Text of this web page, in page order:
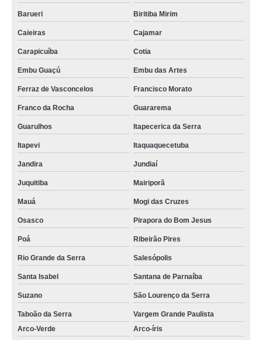
Barueri Biritiba Mirim
Caieiras Cajamar
Carapicuíba Cotia
Embu Guaçú Embu das Artes
Ferraz de Vasconcelos Francisco Morato
Franco da Rocha Guararema
Guarulhos Itapecerica da Serra
Itapevi Itaquaquecetuba
Jandira Jundiaí
Juquitiba Mairiporã
Mauá Mogi das Cruzes
Osasco Pirapora do Bom Jesus
Poá Ribeirão Pires
Rio Grande da Serra Salesópolis
Santa Isabel Santana de Parnaíba
Suzano São Lourenço da Serra
Taboão da Serra
Vargem Grande Paulista
Arco-Verde
Arco-íris